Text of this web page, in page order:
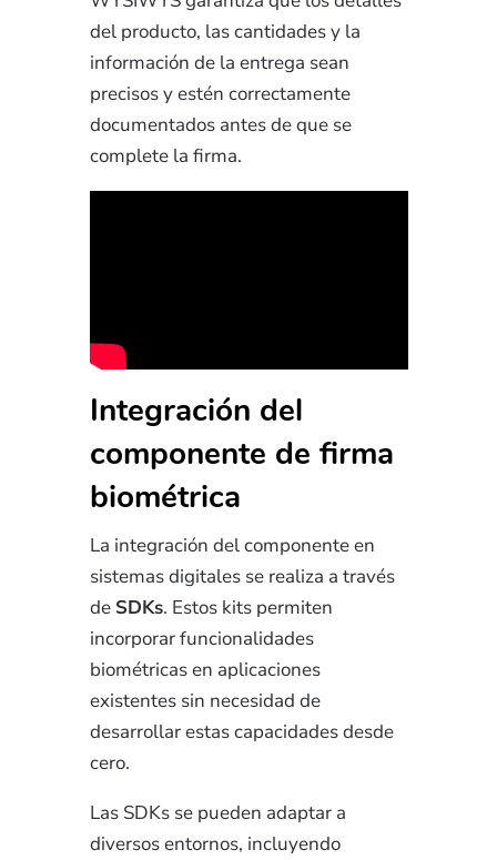
del producto, las cantidades y la
información de la entrega sean
precisos y estén correctamente
documentados antes de que se
complete la firma.
Integración del
componente de firma
biométrica
La integración del componente en
sistemas digitales se realiza a través
de SDKs. Estos kits permiten
incorporar funcionalidades
biométricas en aplicaciones
existentes sin necesidad de
desarrollar estas capacidades desde
cero.
Las SDKs se pueden adaptar a
diversos entornos, incluyendo